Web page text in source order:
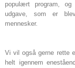
populært program,
udgave, som er
mennesker.
Vi vil også gerne rette
helt igennem